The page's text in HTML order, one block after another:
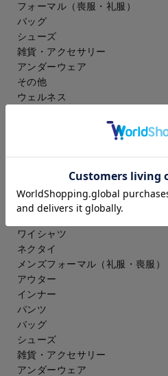
フォーマル（喪服・礼服）
バッグ
シューズ
雑貨・アクセサリー
アンダーウェア
その他
ウェルネス
スーツ
コート
スラックス
ワイシャツ
ネクタイ
メンズフォーマル （礼服・喪服）
アウター
インナー
パンツ
バッグ
シューズ
雑貨・アクセサリー
アンダーウェア